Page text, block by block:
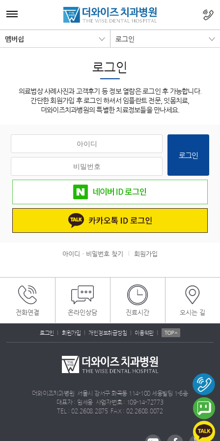
멤버쉽 로그인
로그인
의료법상 사례사진과 고객후기 등 정보 열람은 로그인 후 가능합니다.
간단한 회원가입 후 로그인 하셔서 임플란트 전문, 잇몸치료,
더와이즈치과병원의 특별한 치료정보들을 만나세요.
로그인
아이디ㆍ비밀번호 찾기 회원가입
전화연결 온라인상담 진료시간 오시는 길
로그인 | 회원가입 | 개인정보취급방침 | 이용약관 |
더와이즈치과병원 서울시 강서구 화곡동 114-100 세웅빌딩 1-6층
대표자 : 임세웅 사업자번호 : 109-14-72773
TEL : 02.2608.2875 FAX : 02.2608.0072